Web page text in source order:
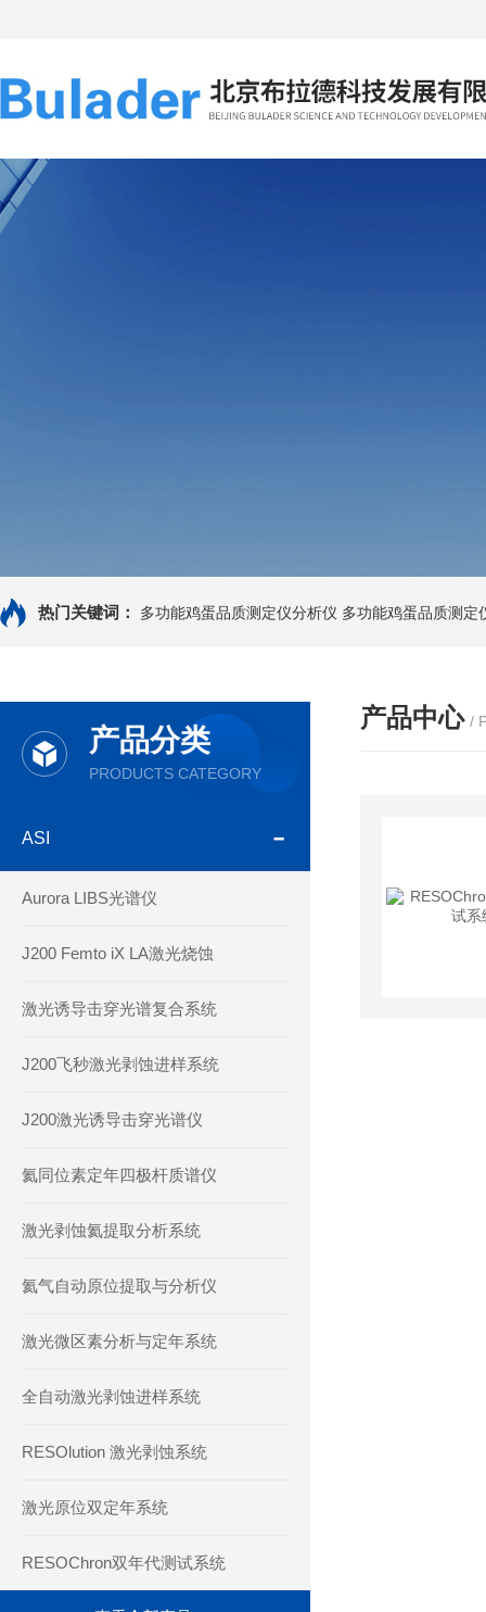
热门关键词： 多功能鸡蛋品质测定仪分析仪 多功能鸡蛋品质测定
产品分类
PRODUCTS CATEGORY
ASI
Aurora LIBS光谱仪
J200 Femto iX LA激光烧蚀
激光诱导击穿光谱复合系统
J200飞秒激光剥蚀进样系统
J200激光诱导击穿光谱仪
氦同位素定年四极杆质谱仪
激光剥蚀氦提取分析系统
氦气自动原位提取与分析仪
激光微区素分析与定年系统
全自动激光剥蚀进样系统
RESOlution 激光剥蚀系统
激光原位双定年系统
RESOChron双年代测试系统
产品中心 /